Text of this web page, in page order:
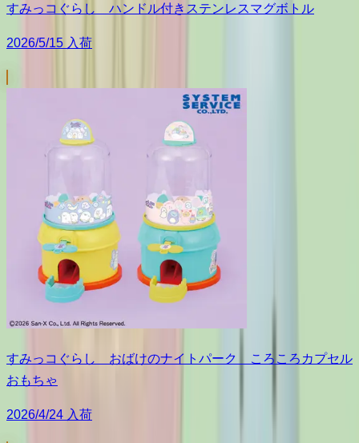
すみっコぐらし ハンドル付きステンレスマグボトル
2026/5/15 入荷
すみっコぐらし おばけのナイトパーク ころころカプセル
おもちゃ
2026/4/24 入荷